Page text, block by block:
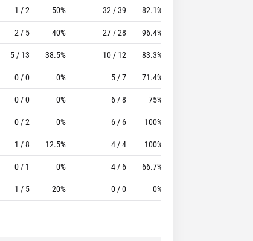
1 / 2 50% 32 / 39 82.1%
2 / 5 40% 27 / 28 96.4%
5 / 13 38.5% 10 / 12 83.3%
0 / 0 0% 5 / 7 71.4%
0 / 0 0% 6 / 8 75%
0 / 2 0% 6 / 6 100%
1 / 8 12.5% 4 / 4 100%
0 / 1 0% 4 / 6 66.7%
1 / 5 20% 0 / 0 0%